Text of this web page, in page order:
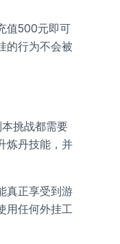
值500元即可
的行为不会被
挑战都需要
炼丹技能，并
真正享受到游
用任何外挂工